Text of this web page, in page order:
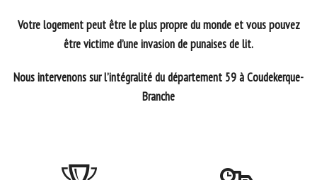
Votre logement peut être le plus propre du monde et vous pouvez
être victime d’une invasion de punaises de lit.
Nous intervenons sur l’intégralité du département 59 à Coudekerque-
Branche